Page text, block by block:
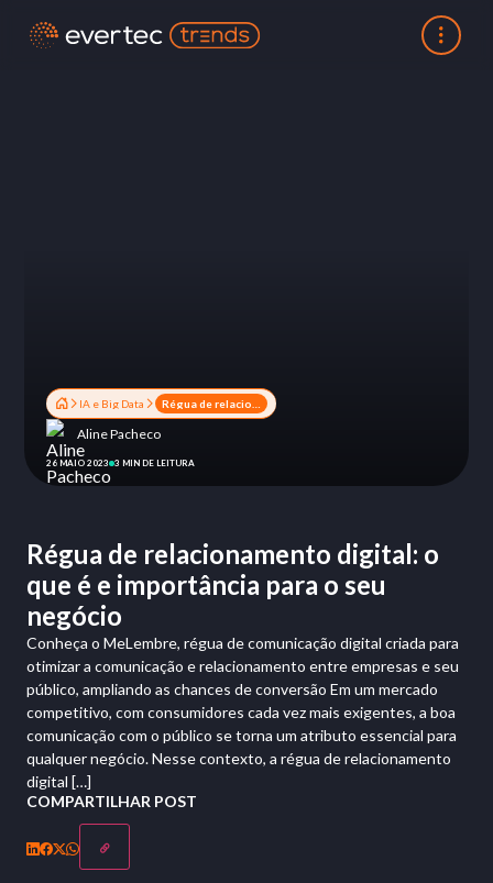
IA e Big Data
Aline Pacheco
26 MAIO 2023 3 MIN DE LEITURA
Régua de relacionamento digital: o
que é e importância para o seu
negócio
Conheça o MeLembre, régua de comunicação digital criada para
otimizar a comunicação e relacionamento entre empresas e seu
público, ampliando as chances de conversão Em um mercado
competitivo, com consumidores cada vez mais exigentes, a boa
comunicação com o público se torna um atributo essencial para
qualquer negócio. Nesse contexto, a régua de relacionamento
digital […]
COMPARTILHAR POST